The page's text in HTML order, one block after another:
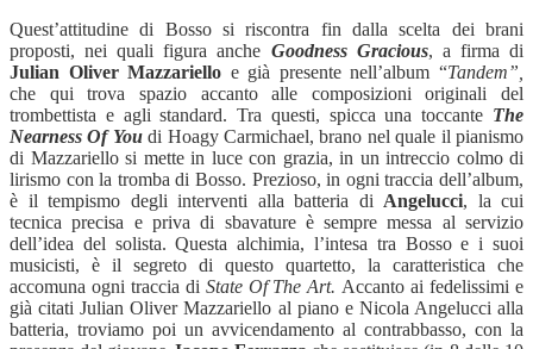
Quest’attitudine di Bosso si riscontra fin dalla scelta dei brani
proposti, nei quali figura anche Goodness Gracious, a firma di
Julian Oliver Mazzariello e già presente nell’album “Tandem”,
che qui trova spazio accanto alle composizioni originali del
trombettista e agli standard. Tra questi, spicca una toccante The
Nearness Of You di Hoagy Carmichael, brano nel quale il pianismo
di Mazzariello si mette in luce con grazia, in un intreccio colmo di
lirismo con la tromba di Bosso. Prezioso, in ogni traccia dell’album,
è il tempismo degli interventi alla batteria di Angelucci, la cui
tecnica precisa e priva di sbavature è sempre messa al servizio
dell’idea del solista. Questa alchimia, l’intesa tra Bosso e i suoi
musicisti, è il segreto di questo quartetto, la caratteristica che
accomuna ogni traccia di State Of The Art. Accanto ai fedelissimi e
già citati Julian Oliver Mazzariello al piano e Nicola Angelucci alla
batteria, troviamo poi un avvicendamento al contrabbasso, con la